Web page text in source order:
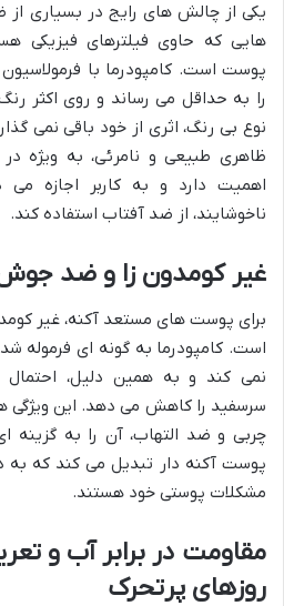
یکی از چالش های رایج در بسیاری
هایی که حاوی فیلترهای فیزیکی
پوست است. کامپودرما با
را به حداقل می رساند و روی اکثر
نوع بی رنگ، اثری از خود باقی نمی
ظاهری طبیعی و نامرئی، به ویژه
اهمیت دارد و به کاربر اجازه می
ناخوشایند، از ضد آفتاب استفاده کند.
غیر کومدون زا و ضد
برای پوست های مستعد آکنه، غیر
است. کامپودرما به گونه ای فرموله
نمی کند و به همین دلیل،
سرسفید را کاهش می دهد. این ویژگی
چربی و ضد التهاب، آن را به گزینه
پوست آکنه دار تبدیل می کند که
مشکلات پوستی خود هستند.
مقاومت در برابر آب و
روزهای پرتحرک